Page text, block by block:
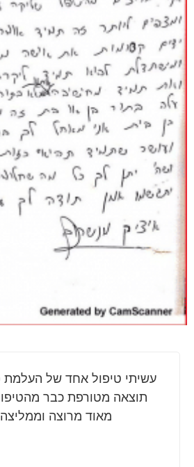
עשיתי טיפול אחד של העלמת
תוצאה מטורפת כבר
מאוד מרוצה